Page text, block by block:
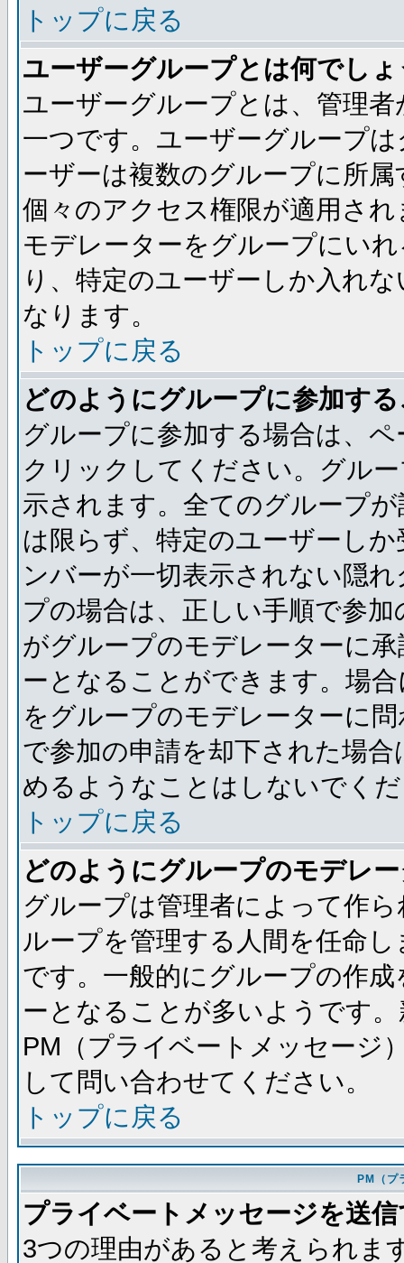
トップに戻る
ユーザーグループとは何でし
ユーザーグループとは、管理
一つです。ユーザーグループ
ーザーは複数のグループに所
個々のアクセス権限が適用さ
モデレーターをグループにい
り、特定のユーザーしか入れ
なります。
トップに戻る
どのようにグループに参加す
グループに参加する場合は、
クリックしてください。グル
示されます。全てのグループ
は限らず、特定のユーザーし
ンバーが一切表示されない隠
プの場合は、正しい手順で参
がグループのモデレーターに
ーとなることができます。場
をグループのモデレーターに
で参加の申請を却下された場
めるようなことはしないでく
トップに戻る
どのようにグループのモデレ
グループは管理者によって作
ループを管理する人間を任命
です。一般的にグループの作
ーとなることが多いようです
PM（プライベートメッセージ
して問い合わせてください。
トップに戻る
PM（プ
プライベートメッセージを送
3つの理由があると考えられま